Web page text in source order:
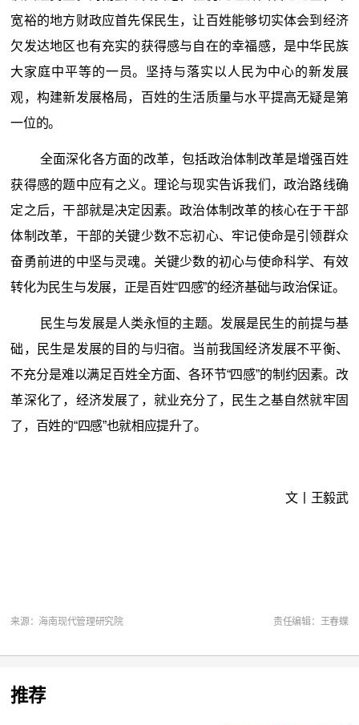
宽裕的地方财政应首先保民生，让百姓能够切实体会到经济
欠发达地区也有充实的获得感与自在的幸福感，是中华民族
大家庭中平等的一员。坚持与落实以人民为中心的新发展
观，构建新发展格局，百姓的生活质量与水平提高无疑是第
一位的。
全面深化各方面的改革，包括政治体制改革是增强百姓
获得感的题中应有之义。理论与现实告诉我们，政治路线确
定之后，干部就是决定因素。政治体制改革的核心在于干部
体制改革，干部的关键少数不忘初心、牢记使命是引领群众
奋勇前进的中坚与灵魂。关键少数的初心与使命科学、有效
转化为民生与发展，正是百姓“四感”的经济基础与政治保证。
民生与发展是人类永恒的主题。发展是民生的前提与基
础，民生是发展的目的与归宿。当前我国经济发展不平衡、
不充分是难以满足百姓全方面、各环节“四感”的制约因素。改
革深化了，经济发展了，就业充分了，民生之基自然就牢固
了，百姓的“四感”也就相应提升了。
文丨王毅武
来源：海南现代管理研究院 责任编辑：王春蝶
推荐